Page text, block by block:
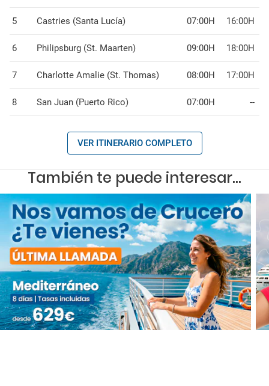
5 Castries (Santa Lucía) 07:00H 16:00H
6 Philipsburg (St. Maarten) 09:00H 18:00H
7 Charlotte Amalie (St. Thomas) 08:00H 17:00H
8 San Juan (Puerto Rico) 07:00H --
VER ITINERARIO COMPLETO
También te puede interesar...